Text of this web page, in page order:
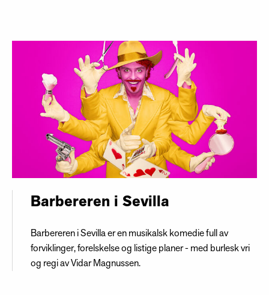
Barbereren i Sevilla
Barbereren i Sevilla er en musikalsk komedie full av
forviklinger, forelskelse og listige planer - med burlesk vri
og regi av Vidar Magnussen.